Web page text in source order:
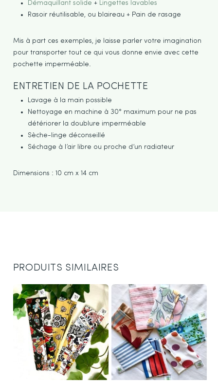
Démaquillant solide + Lingettes lavables
Rasoir réutilisable, ou blaireau + Pain de rasage
Mis à part ces exemples, je laisse parler votre imagination
pour transporter tout ce qui vous donne envie avec cette
pochette imperméable.
ENTRETIEN DE LA POCHETTE
Lavage à la main possible
Nettoyage en machine à 30° maximum pour ne pas
détériorer la doublure imperméable
Sèche-linge déconseillé
Séchage à l’air libre ou proche d’un radiateur
Dimensions : 10 cm x 14 cm
PRODUITS SIMILAIRES